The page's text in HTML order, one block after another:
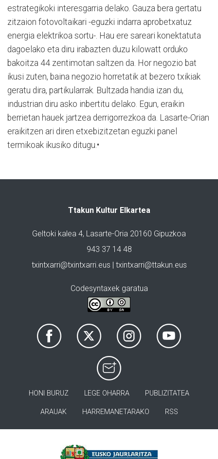
estrategikoki interesgarria delako. Gauza bera gertatu
zitzaion fotovoltaikari -eguzki indarra aprobetxatuz
energia elektrikoa sortu-. Hau ere sareari konektatuta
dagoelako eta diru irabazten duzu kilowatt orduko
bakoitza 44 zentimotan saltzen da. Hor negozio bat
ikusi zuten, baina negozio horretatik at bezero txikiak
geratu dira, partikularrak. Bultzada handia izan du,
industrian diru asko inbertitu delako. Egun, eraikin
berrietan hauek jartzea derrigorrezkoa da. Lasarte-Orian
eraikitzen ari diren etxebizitzetan eguzki panel
termikoak ikusiko ditugu.•
Ttakun Kultur Elkartea
Geltoki kalea 4, Lasarte-Oria 20160 Gipuzkoa
943 37 14 48
txintxarri@txintxarri.eus | txintxarri@ttakun.eus
Codesyntaxek garatua
HONI BURUZ LEGE OHARRA PUBLIZITATEA
ARAUAK HARREMANETARAKO RSS